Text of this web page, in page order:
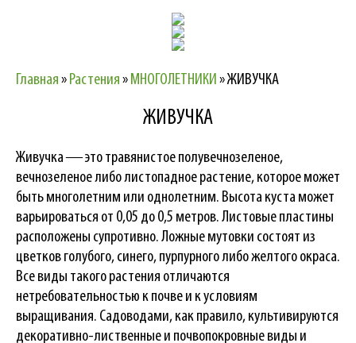
Главная» Растения» МНОГОЛЕТНИКИ »ЖИВУЧКА
ЖИВУЧКА
Живучка ― это травянистое полувечнозеленое,
вечнозеленое либо листопадное растение, которое может
быть многолетним или однолетним. Высота куста может
варьироваться от 0,05 до 0,5 метров. Листовые пластины
расположены супротивно. Ложные мутовки состоят из
цветков голубого, синего, пурпурного либо желтого окраса.
Все виды такого растения отличаются
нетребовательностью к почве и к условиям
выращивания. Садоводами, как правило, культивируются
декоративно-лиственные и почвопокровные виды и